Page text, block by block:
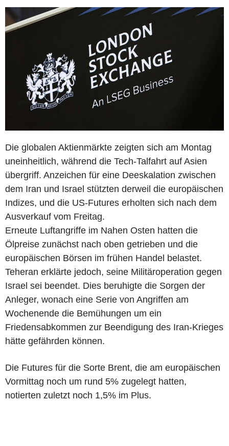
Die globalen Aktienmärkte zeigten sich am Montag
uneinheitlich, während die Tech-Talfahrt auf Asien
übergriff. Anzeichen für eine Deeskalation zwischen
dem Iran und Israel stützten derweil die europäischen
Indizes, und die US-Futures erholten sich nach dem
Ausverkauf vom Freitag.
Erneute Luftangriffe im Nahen Osten hatten die
Ölpreise zunächst nach oben getrieben und die
europäischen Börsen im frühen Handel belastet.
Teheran erklärte jedoch, seine Militäroperation gegen
Israel sei beendet. Dies beruhigte die Sorgen der
Anleger, wonach eine Serie von Angriffen am
Wochenende die Bemühungen um ein
Friedensabkommen zur Beendigung des Iran-Krieges
hätte gefährden können.
Die Futures für die Sorte Brent, die am europäischen
Vormittag noch um rund 5% zugelegt hatten,
notierten zuletzt noch 1,5% im Plus.